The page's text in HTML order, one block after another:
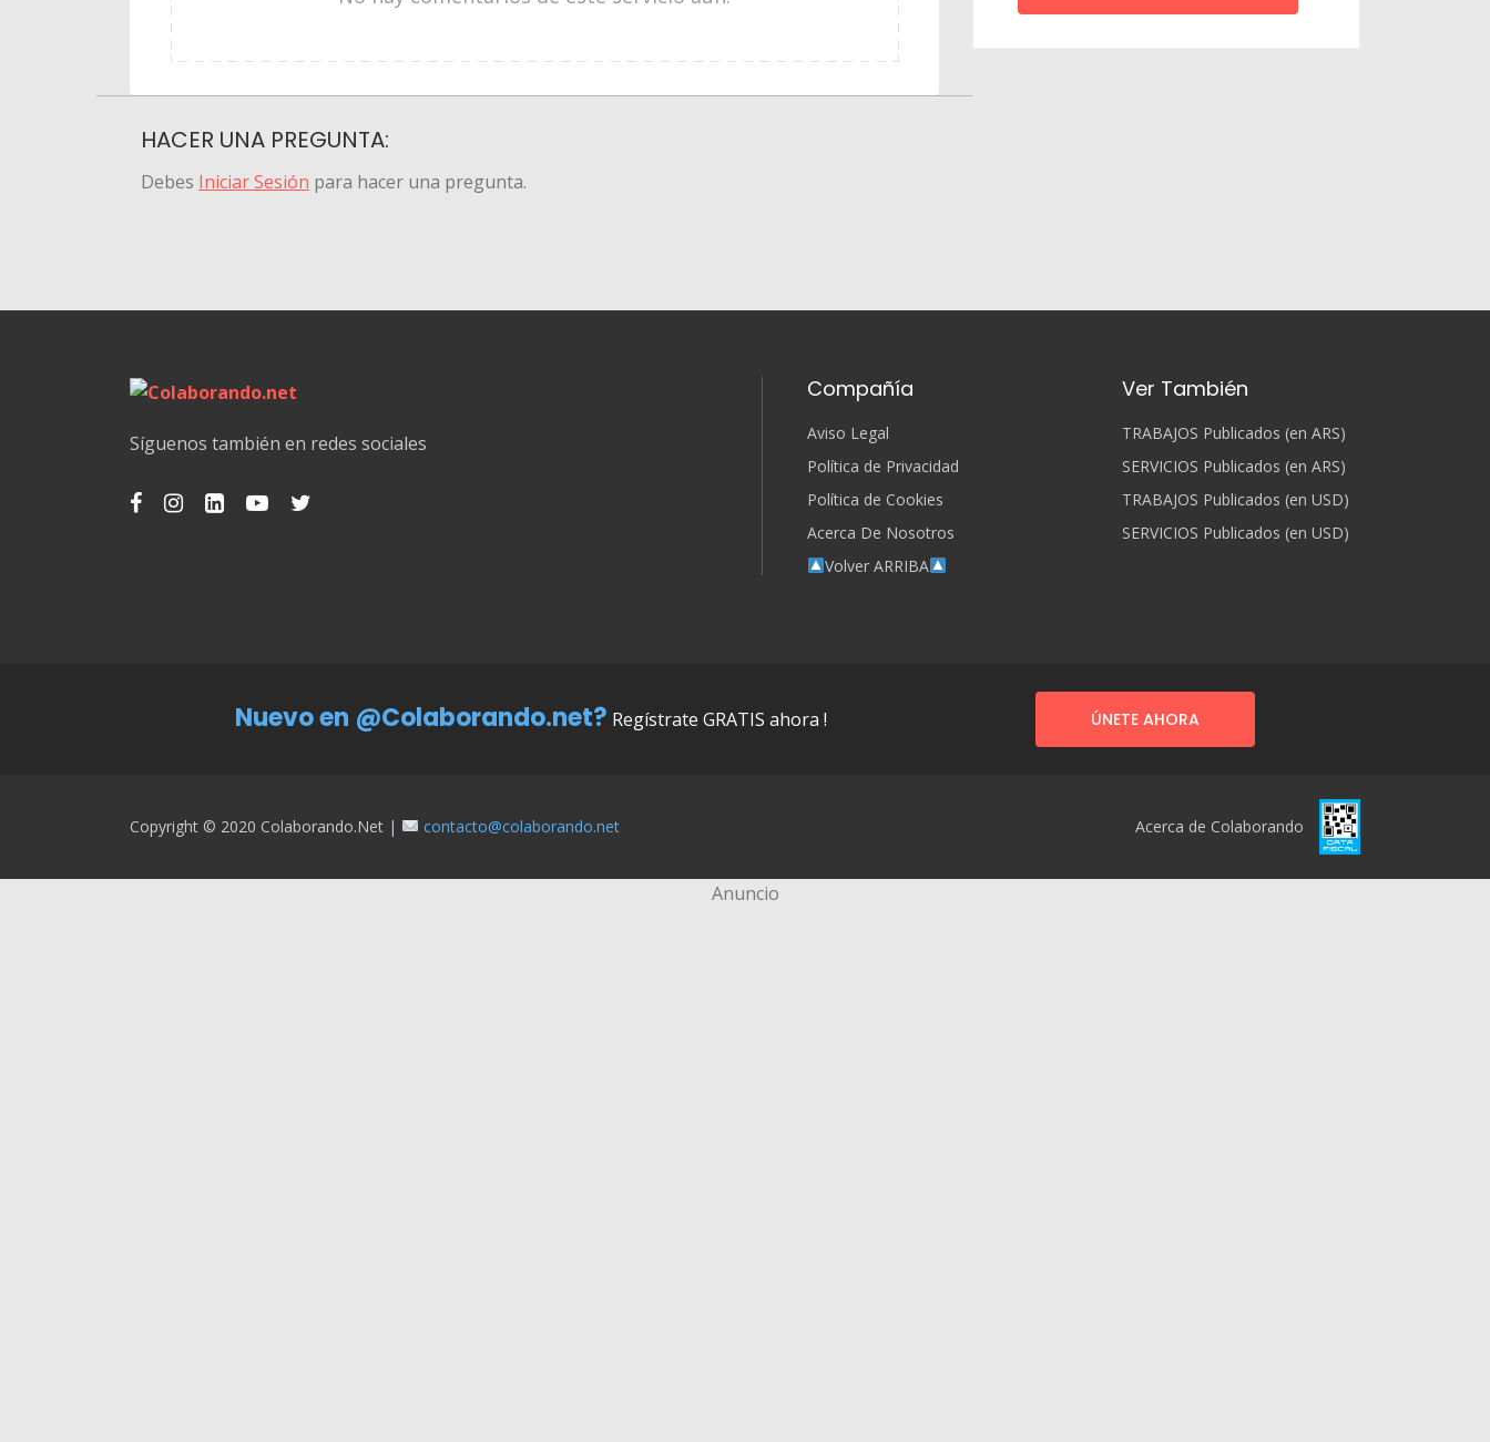
HACER UNA PREGUNTA:
Debes Iniciar Sesión para hacer una pregunta.
Síguenos también en redes sociales
Compañía
Aviso Legal
Política de Privacidad
Política de Cookies
Acerca De Nosotros
Volver ARRIBA
Ver También
TRABAJOS Publicados (en ARS)
SERVICIOS Publicados (en ARS)
TRABAJOS Publicados (en USD)
SERVICIOS Publicados (en USD)
Nuevo en @Colaborando.net? Regístrate GRATIS ahora ! ÚNETE AHORA
Copyright © 2020 Colaborando.net | contacto@colaborando.net Acerca de Colaborando
Anuncio